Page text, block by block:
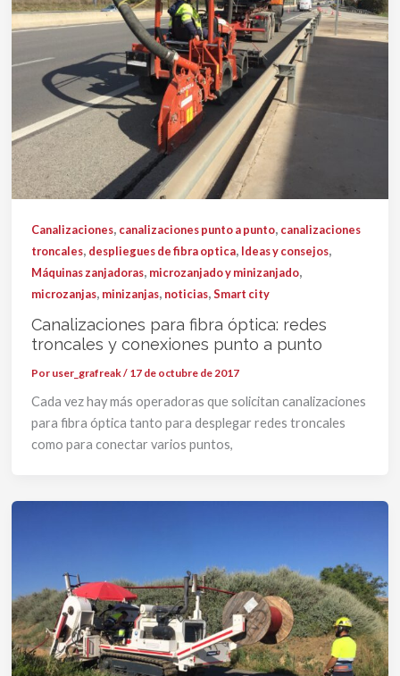
Canalizaciones, canalizaciones punto a punto, canalizaciones
troncales, despliegues de fibra optica, Ideas y consejos,
Máquinas zanjadoras, microzanjado y minizanjado,
microzanjas, minizanjas, noticias,Smart city
Canalizaciones para fibra óptica: redes
troncales y conexiones punto a punto
Por user_grafreak/ 17 de octubre de 2017
Cada vez hay más operadoras que solicitan canalizaciones
para fibra óptica tanto para desplegar redes troncales
como para conectar varios puntos,